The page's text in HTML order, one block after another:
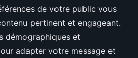
de votre public vous
pertinent et engageant.
démographiques et
adapter votre message et